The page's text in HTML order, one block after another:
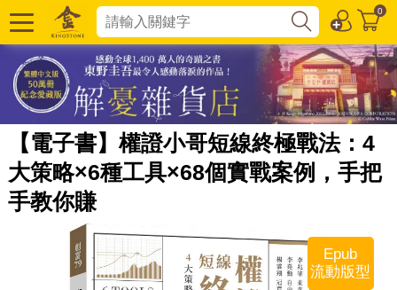
0
【電子書】權證小哥短線終極戰法：4
大策略×6種工具×68個實戰案例，手把
手教你賺
Epub
流動版型